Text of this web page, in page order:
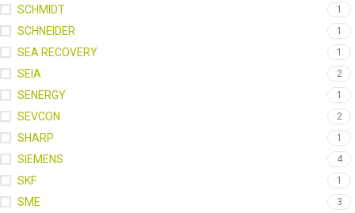
SCHMIDT 1
SCHNEIDER 1
SEA RECOVERY 1
SEIA 2
SENERGY 1
SEVCON 2
SHARP 1
SIEMENS 4
SKF 1
SME 3